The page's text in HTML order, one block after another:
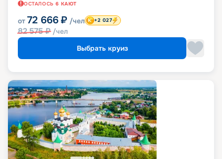
ОСТАЛОСЬ 6 КАЮТ
от 72 666 ₽ /чел
82 575₽ /чел
+2 027
Выбрать круиз